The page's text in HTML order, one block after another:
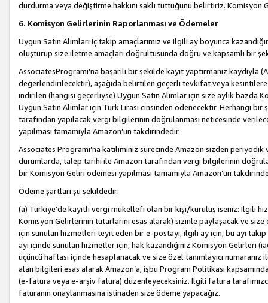
durdurma veya değiştirme hakkını saklı tuttuğunu belirtiriz. Komisyon
6. Komisyon Gelirlerinin Raporlanması ve Ödemeler
Uygun Satın Alımları iç takip amaçlarımız ve ilgili ay boyunca
oluşturup size iletme amaçları doğrultusunda doğru ve kapsamlı bir
AssociatesProgramı’na başarılı bir şekilde kayıt yaptırmanız
değerlendirilecektir), aşağıda belirtilen geçerli tevkifat veya
indirilen (hangisi geçerliyse) Uygun Satın Alımlar için size aylık
Uygun Satın Alımlar için Türk Lirası cinsinden ödenecektir. Herhangi
tarafından yapılacak vergi bilgilerinin doğrulanması neticesinde
yapılması tamamıyla Amazon’un takdirindedir.
Associates Programı’na katılımınız sürecinde Amazon sizden
durumlarda, talep tarihi ile Amazon tarafından vergi bilgilerinin
bir Komisyon Geliri ödemesi yapılması tamamıyla Amazon’un
Ödeme şartları şu şekildedir:
(a) Türkiye’de kayıtlı vergi mükellefi olan bir kişi/kuruluş iseniz: İlgili
Komisyon Gelirlerinin tutarlarını esas alarak) sizinle paylaşacak ve
için sunulan hizmetleri teyit eden bir e-postayı, ilgili ay için, bu ayı
ayı içinde sunulan hizmetler için, hak kazandığınız Komisyon Gelirleri
üçüncü haftası içinde hesaplanacak ve size özel tanımlayıcı
alan bilgileri esas alarak Amazon’a, işbu Program Politikası
(e-fatura veya e-arşiv fatura) düzenleyeceksiniz. İlgili fatura
faturanın onaylanmasına istinaden size ödeme yapacağız.